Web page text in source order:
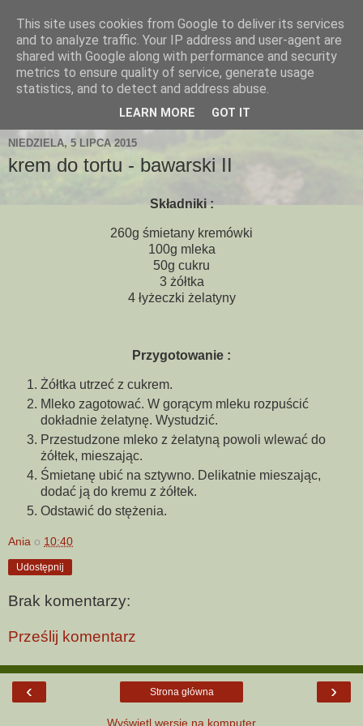
NIEDZIELA, 5 LIPCA 2015
krem do tortu - bawarski II
Składniki :
260g śmietany kremówki
100g mleka
50g cukru
3 żółtka
4 łyżeczki żelatyny
Przygotowanie :
Żółtka utrzeć z cukrem.
Mleko zagotować. W gorącym mleku rozpuścić
dokładnie żelatynę. Wystudzić.
Przestudzone mleko z żelatyną powoli wlewać do
żółtek, mieszając.
Śmietanę ubić na sztywno. Delikatnie mieszając,
dodać ją do kremu z żółtek.
Odstawić do stężenia.
Ania o 10:40
Udostępnij
Brak komentarzy:
Prześlij komentarz
‹ ›
Strona główna
Wyświetl wersję na komputer
This site uses cookies from Google to deliver its services
and to analyze traffic. Your IP address and user-agent are
shared with Google along with performance and security
metrics to ensure quality of service, generate usage
statistics, and to detect and address abuse.
LEARN MORE GOT IT